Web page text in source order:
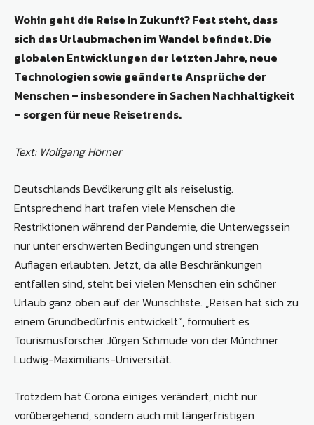
Wohin geht die Reise in Zukunft? Fest steht, dass
sich das Urlaubmachen im Wandel befindet. Die
globalen Entwicklungen der letzten Jahre, neue
Technologien sowie geänderte Ansprüche der
Menschen – insbesondere in Sachen Nachhaltigkeit
– sorgen für neue Reisetrends.
Text: Wolfgang Hörner
Deutschlands Bevölkerung gilt als reiselustig.
Entsprechend hart trafen viele Menschen die
Restriktionen während der Pandemie, die Unterwegssein
nur unter erschwerten Bedingungen und strengen
Auflagen erlaubten. Jetzt, da alle Beschränkungen
entfallen sind, steht bei vielen Menschen ein schöner
Urlaub ganz oben auf der Wunschliste. „Reisen hat sich zu
einem Grundbedürfnis entwickelt“, formuliert es
Tourismusforscher Jürgen Schmude von der Münchner
Ludwig-Maximilians-Universität.
Trotzdem hat Corona einiges verändert, nicht nur
vorübergehend, sondern auch mit längerfristigen